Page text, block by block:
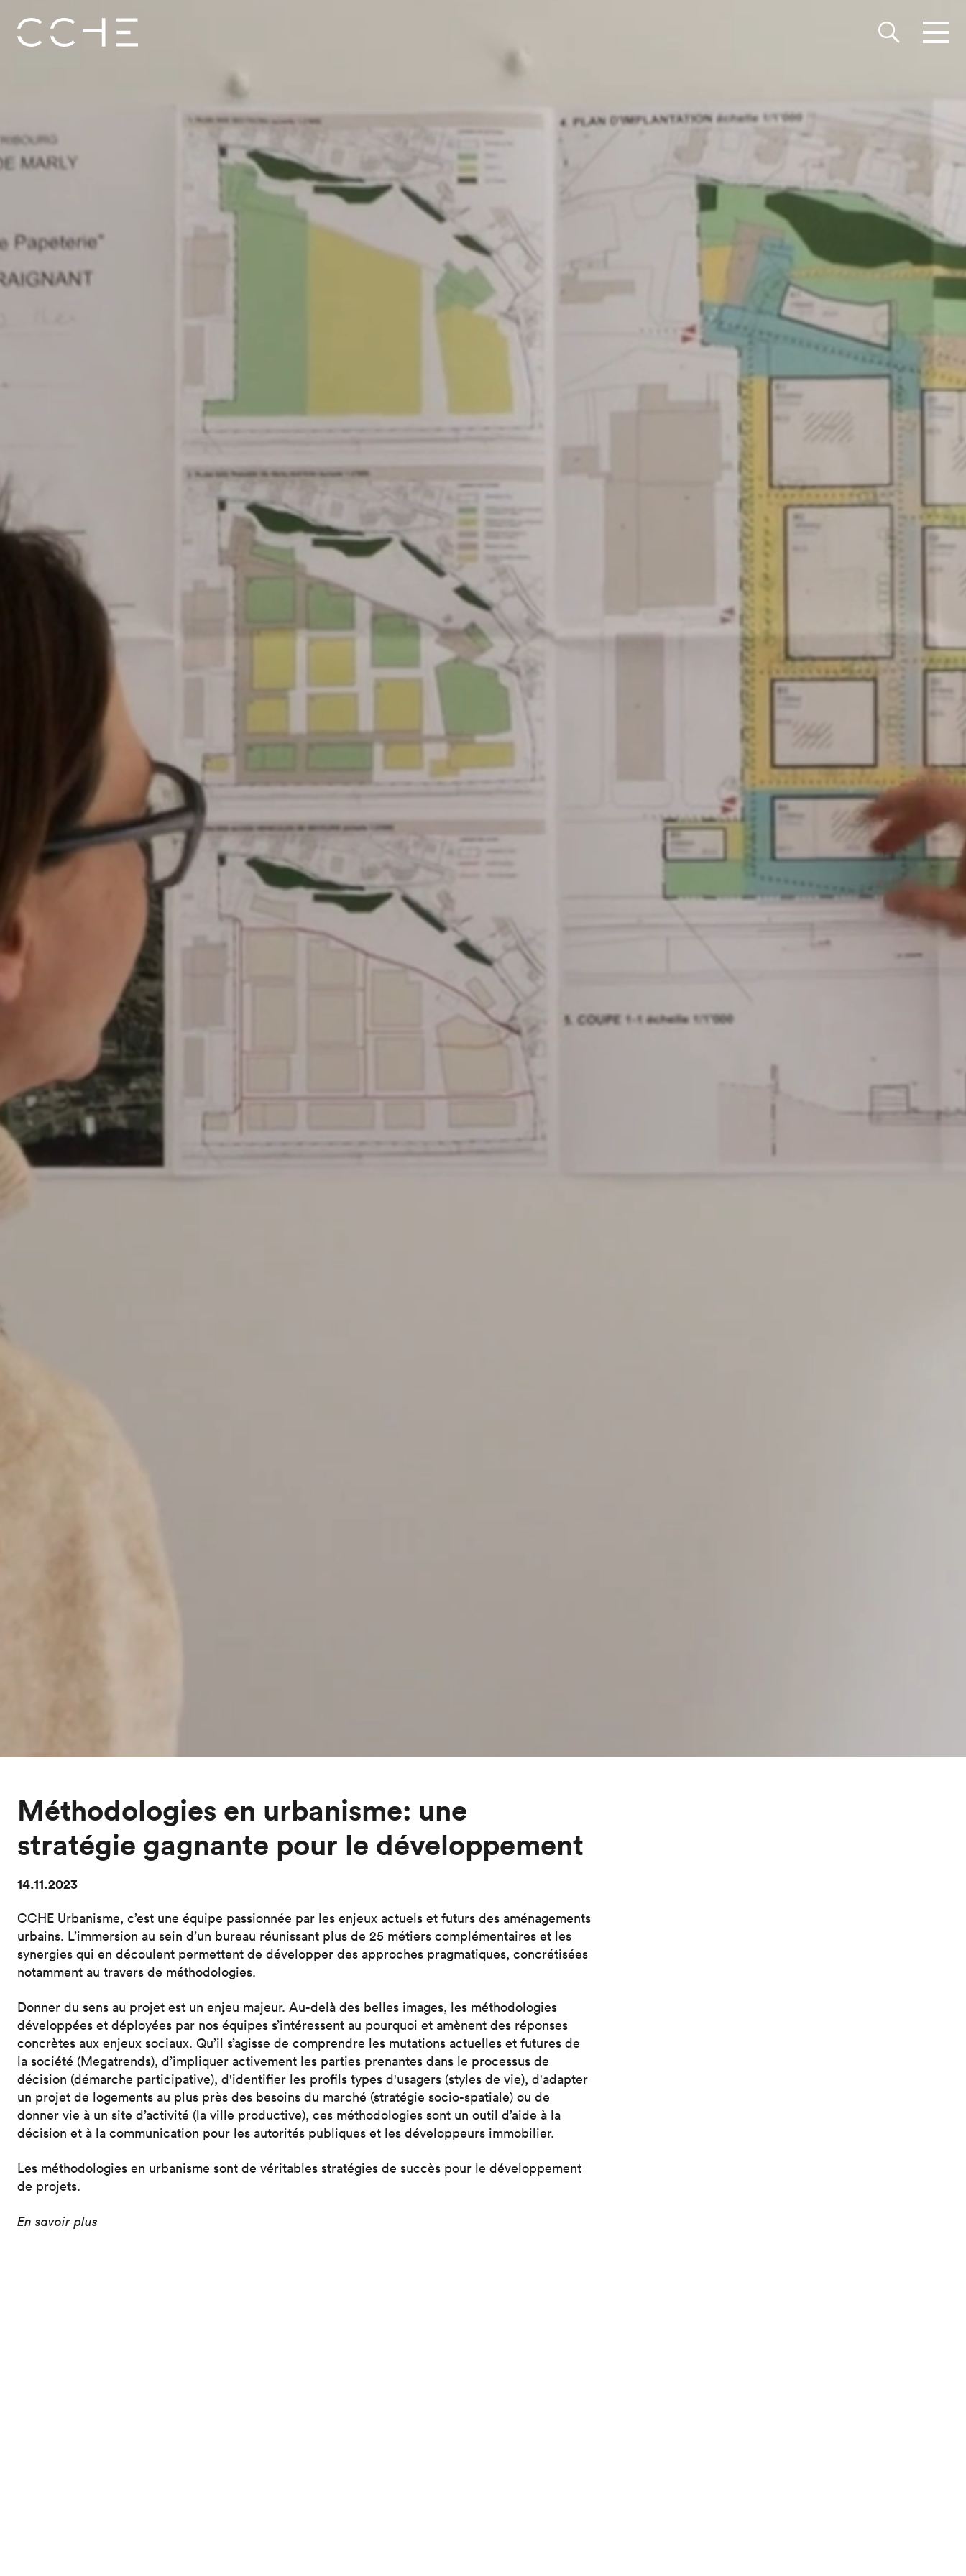
Méthodologies en urbanisme: une
stratégie gagnante pour le développement
14.11.2023
CCHE Urbanisme, c’est une équipe passionnée par les enjeux actuels et futurs des aménagements
urbains. L’immersion au sein d’un bureau réunissant plus de 25 métiers complémentaires et les
synergies qui en découlent permettent de développer des approches pragmatiques, concrétisées
notamment au travers de méthodologies.
Donner du sens au projet est un enjeu majeur. Au-delà des belles images, les méthodologies
développées et déployées par nos équipes s’intéressent au pourquoi et amènent des réponses
concrètes aux enjeux sociaux. Qu’il s’agisse de comprendre les mutations actuelles et futures de
la société (Megatrends), d’impliquer activement les parties prenantes dans le processus de
décision (démarche participative), d'identifier les profils types d'usagers (styles de vie), d'adapter
un projet de logements au plus près des besoins du marché (stratégie socio-spatiale) ou de
donner vie à un site d’activité (la ville productive), ces méthodologies sont un outil d’aide à la
décision et à la communication pour les autorités publiques et les développeurs immobilier.
Les méthodologies en urbanisme sont de véritables stratégies de succès pour le développement
de projets.
En savoir plus